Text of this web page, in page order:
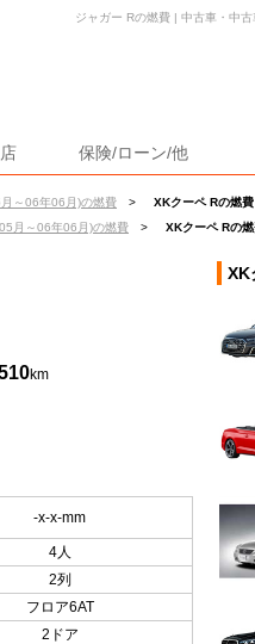
保険/ローン/他
～06年06月)の燃費 >
XKクーペ Rの燃費
月～06年06月)の燃費 > XKクーペ Rの
ジャガー Rの燃費 | 中古車・中
km
-x-x-mm
4人
2列
フロア6AT
2ドア
XK